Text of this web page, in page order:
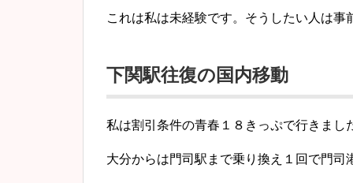
これは私は未経験です。そうしたい人は
下関駅往復の国内移動
私は割引条件の青春１８きっぷで行きまし
大分からは門司駅まで乗り換え１回で門司